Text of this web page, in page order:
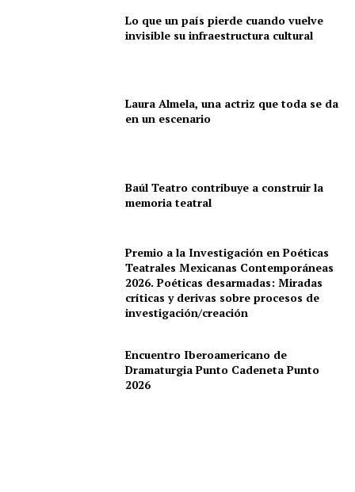
Lo que un país pierde cuando vuelve
invisible su infraestructura cultural
Laura Almela, una actriz que toda se da
en un escenario
Baúl Teatro contribuye a construir la
memoria teatral
Premio a la Investigación en Poéticas
Teatrales Mexicanas Contemporáneas
2026. Poéticas desarmadas: Miradas
críticas y derivas sobre procesos de
investigación/creación
Encuentro Iberoamericano de
Dramaturgia Punto Cadeneta Punto
2026